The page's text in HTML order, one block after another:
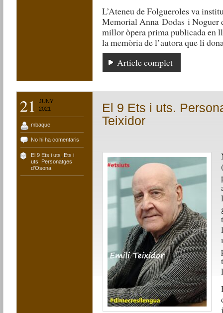
L’Ateneu de Folgueroles va
Memorial Anna Dodas i Noguer
millor òpera prima publicada en
la memòria de l’autora que li
Article complet
21
JUNY
2021
mbaque
No hi ha comentaris
El 9 Ets i uts
Ets i
uts
Personatges
d'Osona
El 9 Ets i uts.
Teixidor